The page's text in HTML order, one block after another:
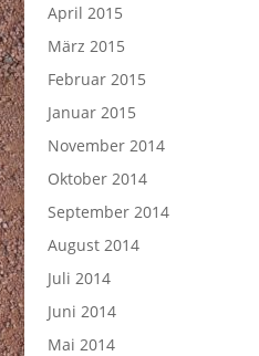
April 2015
März 2015
Februar 2015
Januar 2015
November 2014
Oktober 2014
September 2014
August 2014
Juli 2014
Juni 2014
Mai 2014